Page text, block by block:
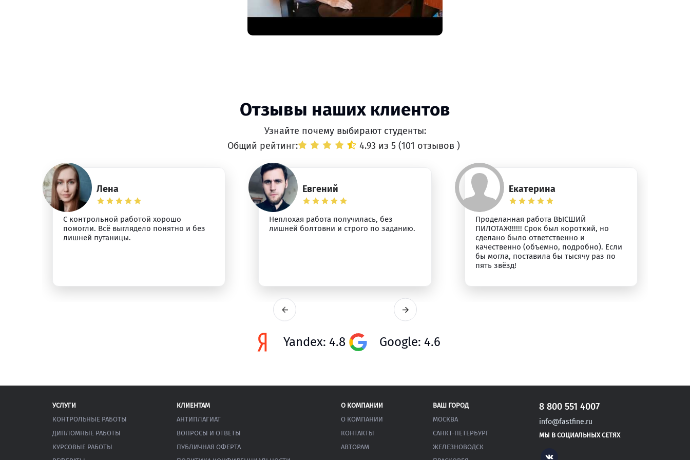
Отзывы наших клиентов
Узнайте почему выбирают студенты:
Общий рейтинг:
4.93 из 5 (101 отзывов )
Лена
С контрольной работой хорошо
помогли. Всё выглядело понятно и без
лишней путаницы.
Евгений
Неплохая работа получилась, без
лишней болтовни и строго по заданию.
Екатерина
Проделанная работа ВЫСШИЙ
ПИЛОТАЖ!!!!!! Срок был короткий, но
сделано было ответственно и
качественно (объемно, подробно). Если
бы могла, поставила бы тысячу раз по
пять звёзд!
Yandex: 4.8 Google: 4.6
УСЛУГИ
КОНТРОЛЬНЫЕ РАБОТЫ
ДИПЛОМНЫЕ РАБОТЫ
КУРСОВЫЕ РАБОТЫ
КЛИЕНТАМ
АНТИПЛАГИАТ
ВОПРОСЫ И ОТВЕТЫ
ПУБЛИЧНАЯ ОФЕРТА
О КОМПАНИИ
О КОМПАНИИ
КОНТАКТЫ
АВТОРАМ
ВАШ ГОРОД
МОСКВА
САНКТ-ПЕТЕРБУРГ
ЖЕЛЕЗНОВОДСК
8 800 551 4007
info@fastfine.ru
МЫ В СОЦИАЛЬНЫХ СЕТЯХ